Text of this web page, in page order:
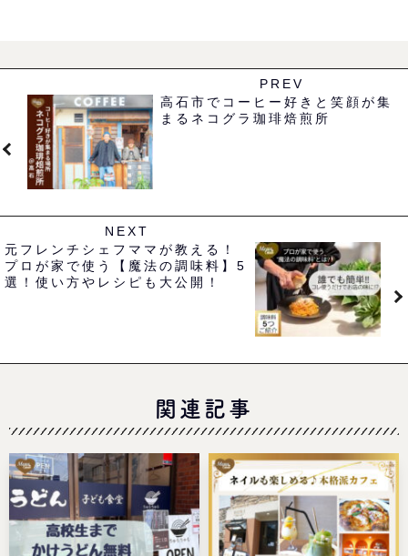
NEXT
元フレンチシェフママが教える！
プロが家で使う【魔法の調味料】5
選！使い方やレシピも大公開！
PREV
高石市でコーヒー好きと笑顔が集
まるネコグラ珈琲焙煎所
関連記事